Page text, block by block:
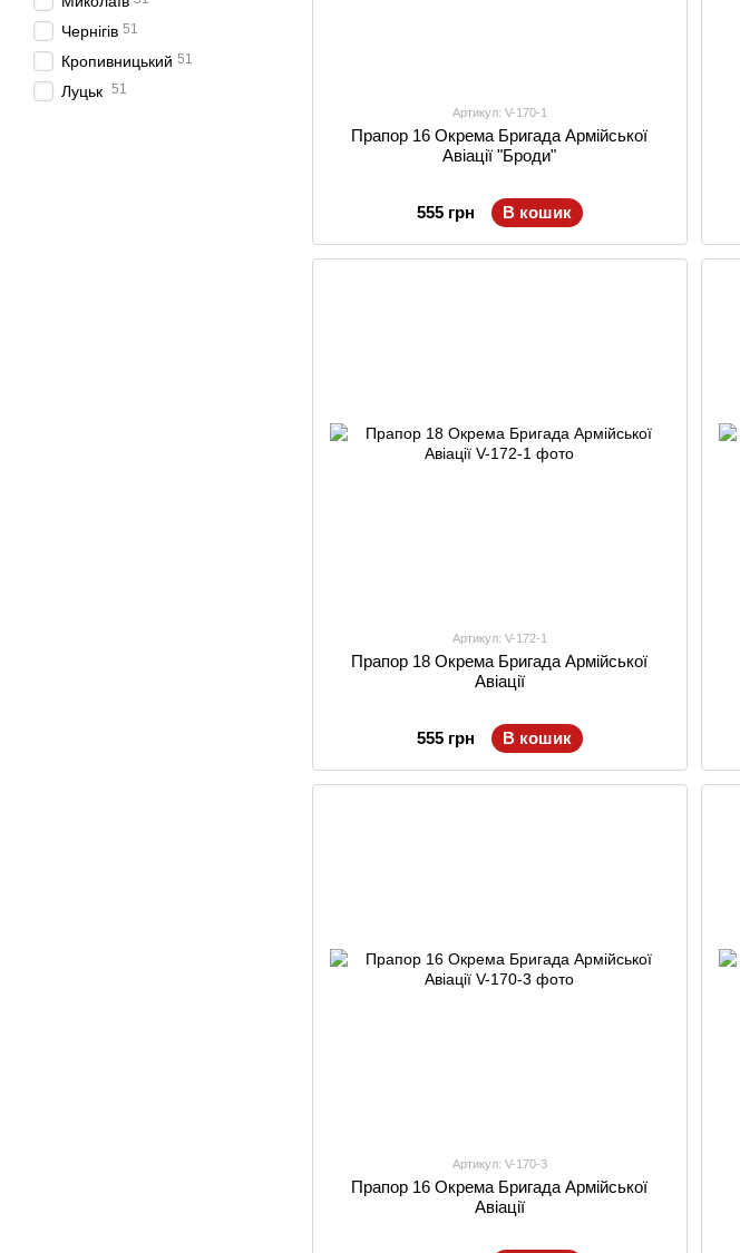
Артикул: V-170-1
Прапор 16 Окрема Бригада Армійської
Авіації "Броди"
555 грн В кошик
Артикул: V-172-1
Прапор 18 Окрема Бригада Армійської
Авіації
555 грн В кошик
Артикул: V-170-3
Прапор 16 Окрема Бригада Армійської
Авіації
Чернігів 51
Кропивницький 51
Луцьк 51